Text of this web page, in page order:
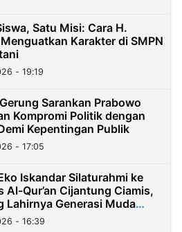
Satu Misi: Cara H.
Karakter di SMPN
- 19:19
Sarankan Prabowo
Kompromi Politik dengan
Kepentingan Publik
- 17:05
Iskandar Silaturahmi ke
Al-Qur’an Cijantung Ciamis,
Lahirnya Generasi Muda
- 16:39